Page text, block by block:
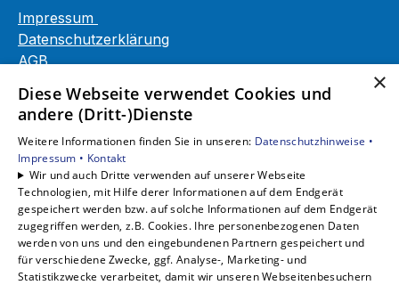
Impressum
Datenschutzerklärung
AGB
Unsere Bereiche
Privatkunden
Gewerbekunden
Karriere
Unternehmen
Kontakt
×
Diese Webseite verwendet Cookies und
andere (Dritt-)Dienste
Weitere Informationen finden Sie in unseren: Datenschutzhinweise •
Impressum • Kontakt
Wir und auch Dritte verwenden auf unserer Webseite
Technologien, mit Hilfe derer Informationen auf dem Endgerät
gespeichert werden bzw. auf solche Informationen auf dem Endgerät
zugegriffen werden, z.B. Cookies. Ihre personenbezogenen Daten
werden von uns und den eingebundenen Partnern gespeichert und
für verschiedene Zwecke, ggf. Analyse-, Marketing- und
Statistikzwecke verarbeitet, damit wir unseren Webseitenbesuchern